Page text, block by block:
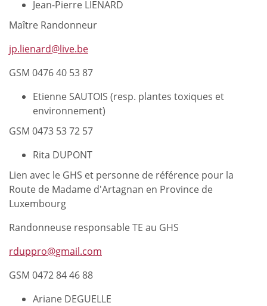
Jean-Pierre LIENARD
Maître Randonneur
jp.lienard@live.be
GSM 0476 40 53 87
Etienne SAUTOIS (resp. plantes toxiques et
environnement)
GSM 0473 53 72 57
Rita DUPONT
Lien avec le GHS et personne de référence pour la
Route de Madame d'Artagnan en Province de
Luxembourg
Randonneuse responsable TE au GHS
rduppro@gmail.com
GSM 0472 84 46 88
Ariane DEGUELLE